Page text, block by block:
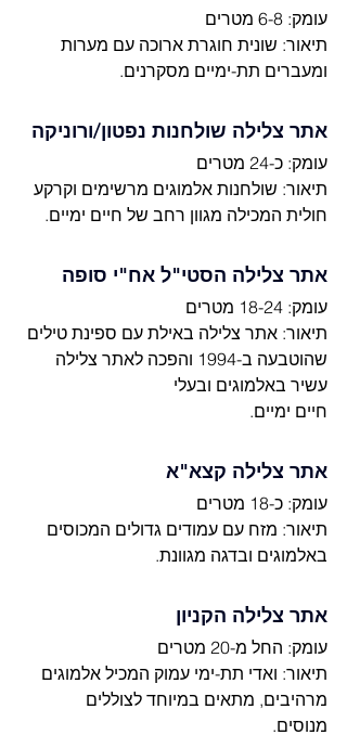
עומק: 6-8 מטרים
תיאור: שונית חוגרת ארוכה עם מערות
ומעברים תת-ימיים מסקרנים.
אתר צלילה שולחנות נפטון/ורוניקה
עומק: כ-24 מטרים
תיאור: שולחנות אלמוגים מרשימים וקרקע
חולית המכילה מגוון רחב של חיים ימיים.
אתר צלילה הסטי"ל אח"י סופה
עומק: 18-24 מטרים
תיאור: אתר צלילה באילת עם ספינת טילים
שהוטבעה ב-1994 והפכה לאתר צלילה
עשיר באלמוגים ובעלי
חיים ימיים.
אתר צלילה קצא"א
עומק: כ-18 מטרים
תיאור: מזח עם עמודים גדולים המכוסים
באלמוגים ובדגה מגוונת.
אתר צלילה הקניון
עומק: החל מ-20 מטרים
תיאור: ואדי תת-ימי עמוק המכיל אלמוגים
מרהיבים, מתאים במיוחד לצוללים
מנוסים.